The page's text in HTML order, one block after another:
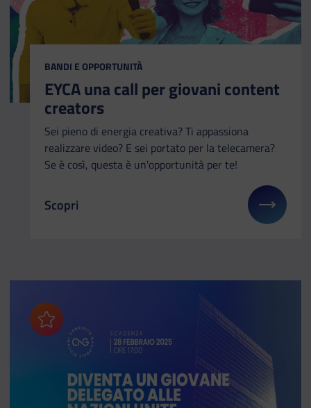
CATEGORIA:
BANDI E OPPORTUNITÀ
EYCA una call per giovani content
creators
Sei pieno di energia creativa? Ti appassiona
realizzare video? E sei portato per la telecamera?
Se è così, questa è un'opportunità per te!
Il link ti porterà ad avere maggiori dettagli su:
Scopri
Aggiungi ai preferiti